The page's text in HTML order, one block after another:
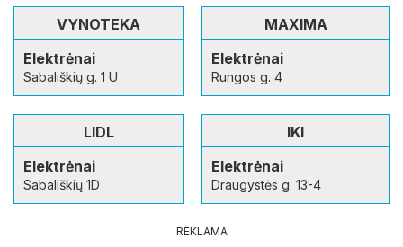
VYNOTEKA
Elektrėnai
Sabališkių g. 1 U
MAXIMA
Elektrėnai
Rungos g. 4
LIDL
Elektrėnai
Sabališkių 1D
IKI
Elektrėnai
Draugystės g. 13-4
REKLAMA